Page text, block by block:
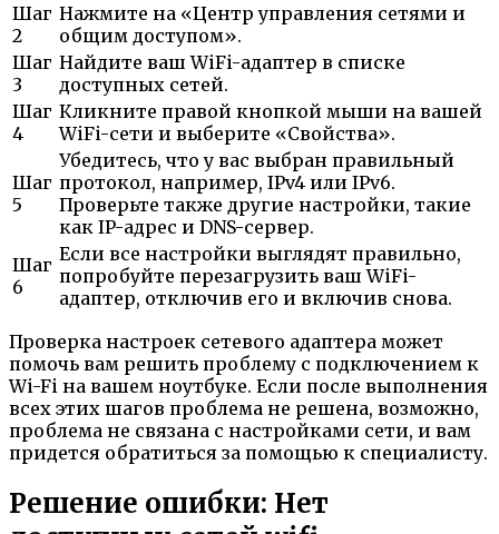
Шаг
2
Нажмите на «Центр управления сетями и
общим доступом».
Шаг
3
Найдите ваш WiFi-адаптер в списке
доступных сетей.
Шаг
4
Кликните правой кнопкой мыши на вашей
WiFi-сети и выберите «Свойства».
Шаг
5
Убедитесь, что у вас выбран правильный
протокол, например, IPv4 или IPv6.
Проверьте также другие настройки, такие
как IP-адрес и DNS-сервер.
Шаг
6
Если все настройки выглядят правильно,
попробуйте перезагрузить ваш WiFi-
адаптер, отключив его и включив снова.
Проверка настроек сетевого адаптера может
помочь вам решить проблему с подключением к
Wi-Fi на вашем ноутбуке. Если после выполнения
всех этих шагов проблема не решена, возможно,
проблема не связана с настройками сети, и вам
придется обратиться за помощью к специалисту.
Решение ошибки: Нет